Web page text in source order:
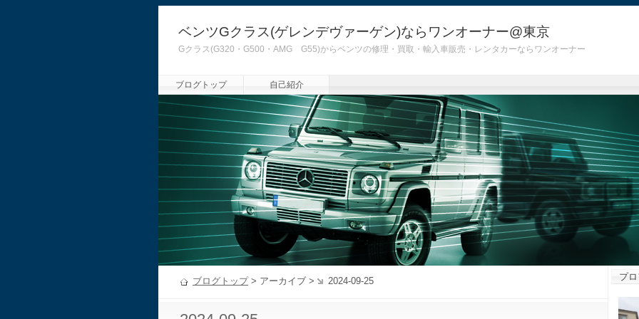
ベンツGクラス(ゲレンデヴァーゲン)ならワンオーナー@東京
Gクラス(G320・G500・AMG G55)からベンツの修理・買取・輸入車販売・レンタカーならワンオーナー
ブログトップ 自己紹介
ブログトップ> アーカイブ > 2024-09-25 プ